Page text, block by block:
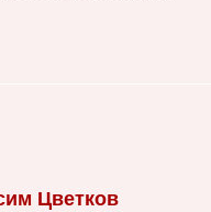
Цветков